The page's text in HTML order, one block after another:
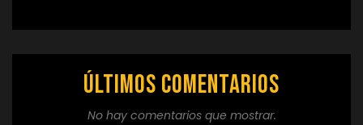
Últimos comentarios
No hay comentarios que mostrar.